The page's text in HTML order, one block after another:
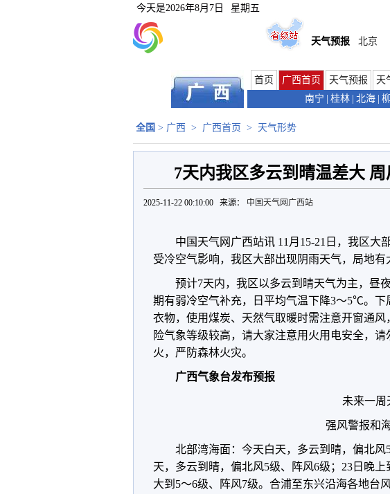
今天是2026年8月7日 星期五
天气预报
北京
首页 广西首页 天气预报 天
南宁
桂林 北海
全国 > 广西 > 广西首页 > 天气形势
7天内我区多云到晴温差大
2025-11-22 00:10:00 来源： 中国天气网广西站
中国天气网广西站讯 11月15-21日，我区大
受冷空气影响，我区大部出现阴雨天气，局地
预计7天内，我区以多云到晴天气为主，昼
期有弱冷空气补充，日平均气温下降3～5℃。
衣物，使用煤炭、天然气取暖时需注意开窗通
险气象等级较高，请大家注意用火用电安全，
火，严防森林火灾。
广西气象台发布预报
未来一周
强风警报和海
北部湾海面：今天白天，多云到晴，偏北风
天，多云到晴，偏北风5级、阵风6级；23日晚
大到5～6级、阵风7级。合浦至东兴沿海各地台